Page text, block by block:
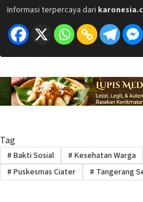
Informasi terpercaya dari
Tag
# Bakti Sosial # Kesehatan Warga
# Puskesmas Ciater # Tangerang